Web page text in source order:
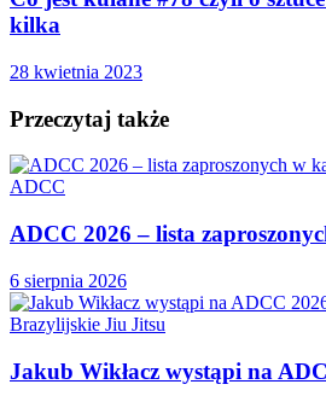
kilka
28 kwietnia 2023
Przeczytaj także
ADCC
ADCC 2026 – lista
6 sierpnia 2026
Brazylijskie Jiu Jitsu
Jakub Wikłacz wystąpi na